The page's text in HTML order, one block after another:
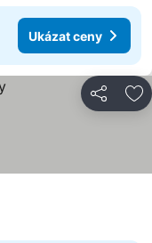
Ukázat ceny
Sdílet